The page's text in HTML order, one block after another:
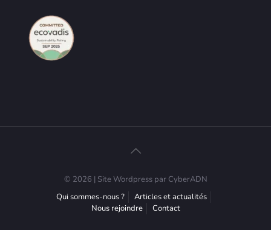
© 2026 | Site Wordpress par CyberADN
Qui sommes-nous ?
Articles et actualités
Nous rejoindre
Contact